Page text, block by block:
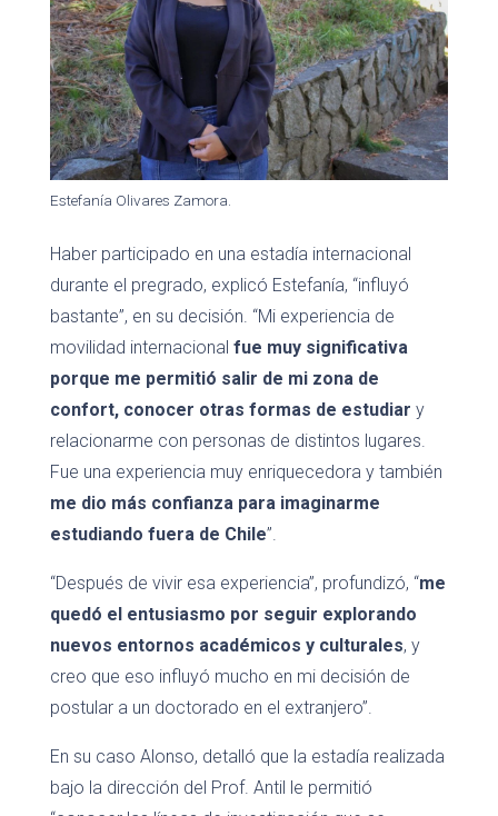
Estefanía Olivares Zamora.
Haber participado en una estadía internacional
durante el pregrado, explicó Estefanía, “influyó
bastante”, en su decisión. “Mi experiencia de
movilidad internacional fue muy significativa
porque me permitió salir de mi zona de
confort, conocer otras formas de estudiar y
relacionarme con personas de distintos lugares.
Fue una experiencia muy enriquecedora y también
me dio más confianza para imaginarme
estudiando fuera de Chile”.
“Después de vivir esa experiencia”, profundizó, “me
quedó el entusiasmo por seguir explorando
nuevos entornos académicos y culturales, y
creo que eso influyó mucho en mi decisión de
postular a un doctorado en el extranjero”.
En su caso Alonso, detalló que la estadía realizada
bajo la dirección del Prof. Antil le permitió